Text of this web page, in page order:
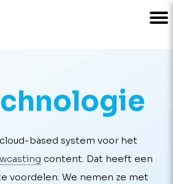
based system voor het
content. Dat heeft een
voordelen. We nemen ze met